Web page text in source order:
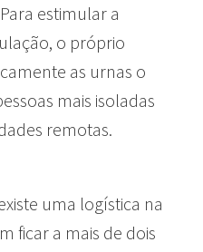
estimular a
o próprio
as urnas o
mais isoladas
remotas.
uma logística na
ficar a mais de dois